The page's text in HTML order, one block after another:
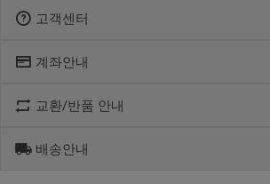
고객센터
1600-1766
[점심] 12:00 ~ 13:00
[금] 08:30 ~ 12:30
계좌안내
우리 1005-302-047686
예금주 : 제스티홀딩스
교환/반품 안내
제품수령 후 반품을 하시려면 수령 후 7일 이내에
배송안내